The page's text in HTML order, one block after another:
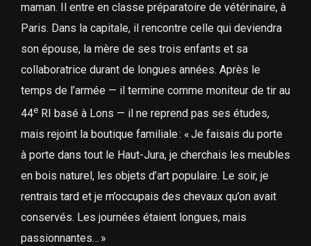
maman. Il entre en classe préparatoire de vétérinaire, à
Paris. Dans la capitale, il rencontre celle qui deviendra
son épouse, la mère de ses trois enfants et sa
collaboratrice durant de longues années. Après le
temps de l’armée — il termine comme moniteur de tir au
44eRI basé à Lons — il ne reprend pas ses études,
mais rejoint la boutique familiale : « Je faisais du porte
à porte dans tout le Haut-Jura, je cherchais les meubles
en bois naturel, les objets d’art populaire. Le soir, je
rentrais tard et je m’occupais des chevaux qu’on avait
conservés. Les journées étaient longues, mais
passionnantes… »